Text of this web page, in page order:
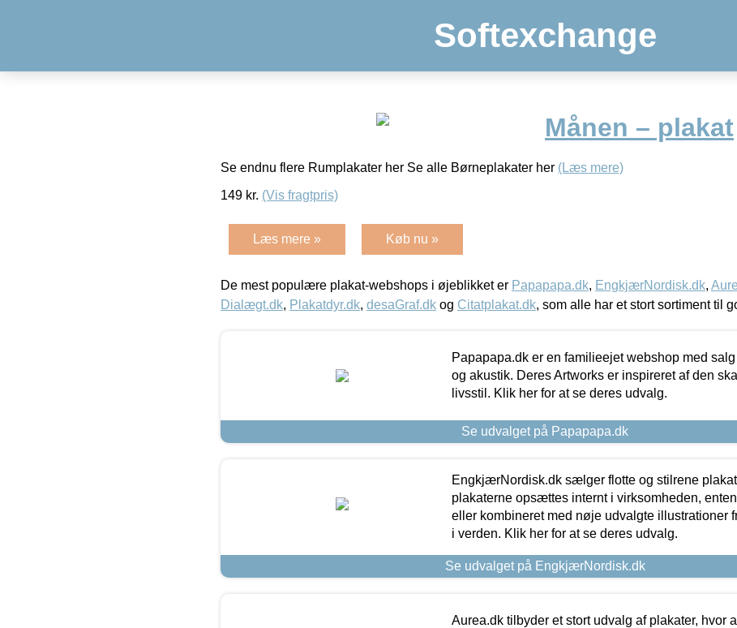
Softexchange
Månen – plakat
Se endnu flere Rumplakater her Se alle Børneplakater her (Læs mere)
149 kr. (Vis fragtpris)
Læs mere » Køb nu »
De mest populære plakat-webshops i øjeblikket er Papapapa.dk, EngkjærNordisk.dk,
Dialægt.dk, Plakatdyr.dk, desaGraf.dk og Citatplakat.dk, som alle har et stort sortiment til
Papapapa.dk er en familieejet webshop med
og akustik. Deres Artworks er inspireret af den
livsstil. Klik her for at se deres udvalg.
Se udvalget på Papapapa.dk
EngkjærNordisk.dk sælger flotte og stilrene
plakaterne opsættes internt i virksomheden,
eller kombineret med nøje udvalgte illustrationer
i verden. Klik her for at se deres udvalg.
Se udvalget på EngkjærNordisk.dk
Aurea.dk tilbyder et stort udvalg af plakater, hvor